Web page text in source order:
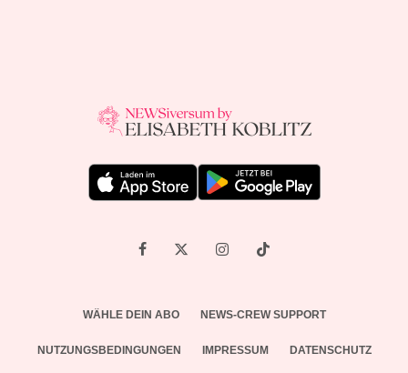
WÄHLE DEIN ABO NEWS-CREW SUPPORT
NUTZUNGSBEDINGUNGEN IMPRESSUM DATENSCHUTZ